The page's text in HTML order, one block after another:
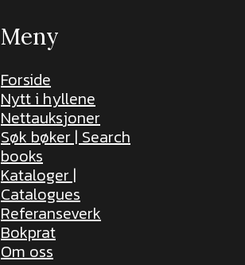
Meny
Forside
Nytt i hyllene
Nettauksjoner
Søk bøker | Search
books
Kataloger |
Catalogues
Referanseverk
Bokprat
Om oss